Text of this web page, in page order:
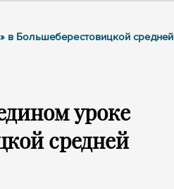
в Большеберестовицкой средней
уроке
средней